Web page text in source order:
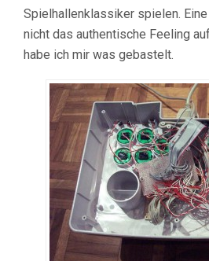
Spielhallenklassiker spielen.
nicht das authentische Feeling
habe ich mir was gebastelt.